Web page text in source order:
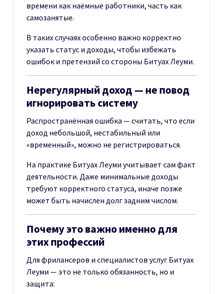
времени как наёмные работники, часть как
самозанятые.
В таких случаях особенно важно корректно
указать статус и доходы, чтобы избежать
ошибок и претензий со стороны Битуах Леуми.
Нерегулярный доход — не повод
игнорировать систему
Распространённая ошибка — считать, что если
доход небольшой, нестабильный или
«временный», можно не регистрироваться.
На практике Битуах Леуми учитывает сам факт
деятельности. Даже минимальные доходы
требуют корректного статуса, иначе позже
может быть начислен долг задним числом.
Почему это важно именно для
этих профессий
Для фрилансеров и специалистов услуг Битуах
Леуми — это не только обязанность, но и
защита: